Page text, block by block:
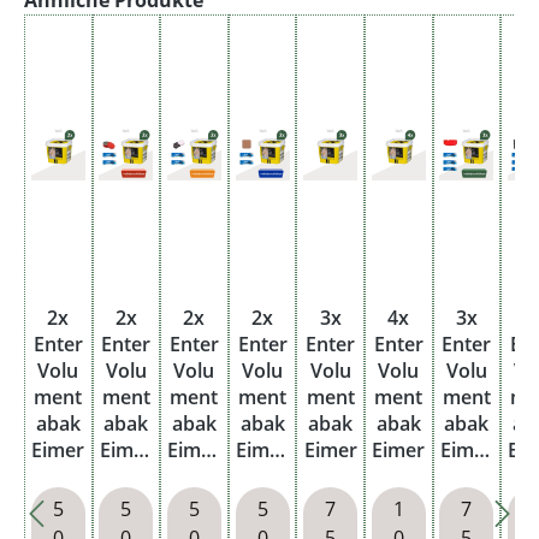
8
2x
Enter
Volu
ment
abak
Eimer
5
2x
Enter
Volu
ment
abak
Eimer
wähl
baren
5
2x
Enter
Volu
ment
abak
Eimer
wähl
baren
5
2x
Enter
Volu
ment
abak
Eimer
wähl
baren
5
3x
Enter
Volu
ment
abak
Eimer
7
4x
Enter
Volu
ment
abak
Eimer
1
3x
Enter
Volu
ment
abak
Eimer
wähl
baren
7